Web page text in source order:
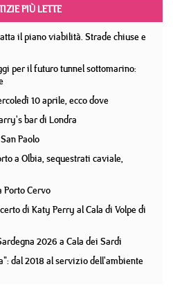
PIÙ LETTE
il piano viabilità. Strade chiuse e
per il futuro tunnel sottomarino:
10 aprile, ecco dove
bar di Londra
Paolo
a Olbia, sequestrati caviale,
Cervo
di Katy Perry al Cala di Volpe di
2026 a Cala dei Sardi
dal 2018 al servizio dell'ambiente